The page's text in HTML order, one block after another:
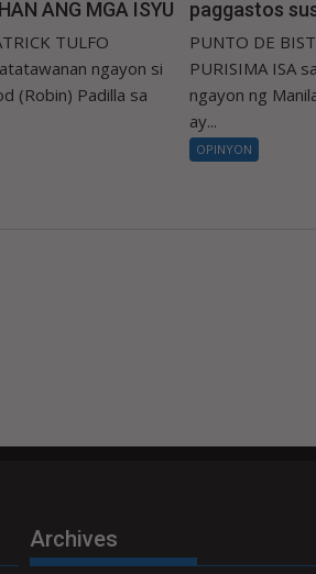
ANG MGA ISYU
TULFO
ngayon si
(Robin) Padilla sa
paggastos
PUNTO DE
PURISIMA ISA
ngayon ng
ay...
OPINYON
Archives